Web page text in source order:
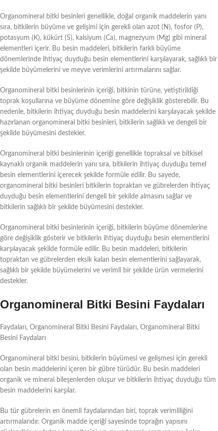
Organomineral bitki besinleri genellikle, doğal organik maddelerin yanı
sıra, bitkilerin büyüme ve gelişimi için gerekli olan azot (N), fosfor (P),
potasyum (K), kükürt (S), kalsiyum (Ca), magnezyum (Mg) gibi mineral
elementleri içerir. Bu besin maddeleri, bitkilerin farklı büyüme
dönemlerinde ihtiyaç duyduğu besin elementlerini karşılayarak, sağlıklı bir
şekilde büyümelerini ve meyve verimlerini artırmalarını sağlar.
Organomineral bitki besinlerinin içeriği, bitkinin türüne, yetiştirildiği
toprak koşullarına ve büyüme dönemine göre değişiklik gösterebilir. Bu
nedenle, bitkilerin ihtiyaç duyduğu besin maddelerini karşılayacak şekilde
hazırlanan organomineral bitki besinleri, bitkilerin sağlıklı ve dengeli bir
şekilde büyümesini destekler.
Organomineral bitki besinlerinin içeriği genellikle topraksal ve bitkisel
kaynaklı organik maddelerin yanı sıra, bitkilerin ihtiyaç duyduğu temel
besin elementlerini içerecek şekilde formüle edilir. Bu sayede,
organomineral bitki besinleri bitkilerin topraktan ve gübrelerden ihtiyaç
duyduğu besin elementlerini dengeli bir şekilde almasını sağlar ve
bitkilerin sağlıklı bir şekilde büyümesini destekler.
Organomineral bitki besinlerinin içeriği, bitkilerin büyüme dönemlerine
göre değişiklik gösterir ve bitkilerin ihtiyaç duyduğu besin elementlerini
karşılayacak şekilde formüle edilir. Bu besin maddeleri, bitkilerin
topraktan ve gübrelerden eksik kalan besin elementlerini sağlayarak,
sağlıklı bir şekilde büyümelerini ve verimli bir şekilde ürün vermelerini
destekler.
Organomineral Bitki Besini Faydaları
Faydaları, Organomineral Bitki Besini Faydaları, Organomineral Bitki
Besini Faydaları
Organomineral bitki besini, bitkilerin büyümesi ve gelişmesi için gerekli
olan besin maddelerini içeren bir gübre türüdür. Bu besin maddeleri
organik ve mineral bileşenlerden oluşur ve bitkilerin ihtiyaç duyduğu tüm
besin maddelerini karşılar.
Bu tür gübrelerin en önemli faydalarından biri, toprak verimliliğini
artırmalarıdır. Organik madde içeriği sayesinde toprağın yapısını